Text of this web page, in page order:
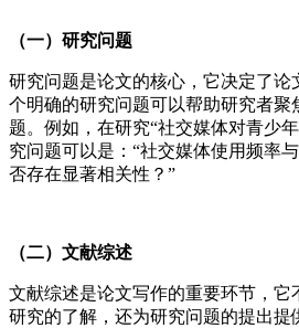
（一）研究问题
研究问题是论文的核心，它决定了论
个明确的研究问题可以帮助研究者聚
题。例如，在研究“社交媒体对青少
究问题可以是：“社交媒体使用频率
否存在显著相关性？”
（二）文献综述
文献综述是论文写作的重要环节，它
研究的了解，还为研究问题的提出提